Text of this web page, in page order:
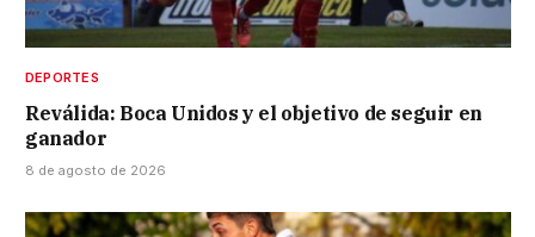
DEPORTES
Reválida: Boca Unidos y el objetivo de seguir en
ganador
8 de agosto de 2026